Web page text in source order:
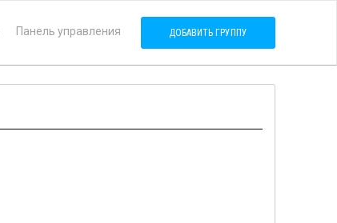
Панель управления ДОБАВИТЬ ГРУППУ